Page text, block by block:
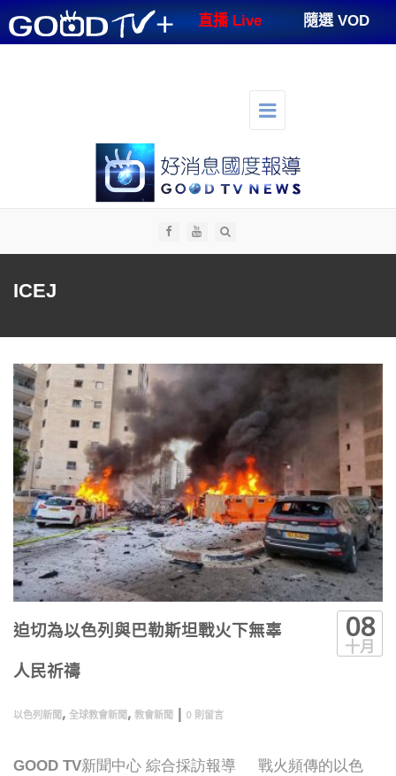
GOODTV+ 直播 Live 隨選 VOD
切
換
選
單
導
ICEJ
迫切為以色列與巴勒斯坦戰火下無辜
人民祈禱
以色列新聞 , 全球教會新聞 , 教會新聞 | 0 則留言
08
十月
GOOD TV新聞中心 綜合採訪報導 戰火頻傳的以色